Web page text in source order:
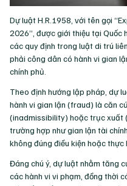
Dự luật H.R.1958, với tên gọi
2026”, được giới thiệu tại Quốc
các quy định trong luật di trú
phải công dân có hành vi gian
chính phủ.
Theo định hướng lập pháp, dự
hành vi gian lận (fraud) là căn
(inadmissibility) hoặc trục xuất
trường hợp như gian lận tài
không đúng điều kiện hoặc thực
Đáng chú ý, dự luật nhằm tăng
các hành vi vi phạm, đồng thời